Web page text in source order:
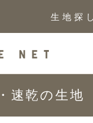
生地探
速乾の生地